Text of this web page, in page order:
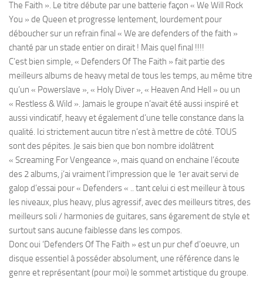
The Faith ». Le titre débute par une batterie façon « We Will Rock
You » de Queen et progresse lentement, lourdement pour
déboucher sur un refrain final « We are defenders of the faith »
chanté par un stade entier on dirait ! Mais quel final !!!!
C’est bien simple, « Defenders Of The Faith » fait partie des
meilleurs albums de heavy metal de tous les temps, au même titre
qu’un « Powerslave », « Holy Diver », « Heaven And Hell » ou un
« Restless & Wild ». Jamais le groupe n’avait été aussi inspiré et
aussi vindicatif, heavy et également d’une telle constance dans la
qualité. Ici strictement aucun titre n’est à mettre de côté. TOUS
sont des pépites. Je sais bien que bon nombre idolâtrent
« Screaming For Vengeance », mais quand on enchaine l’écoute
des 2 albums, j’ai vraiment l’impression que le 1er avait servi de
galop d’essai pour « Defenders « .. tant celui ci est meilleur à tous
les niveaux, plus heavy, plus agressif, avec des meilleurs titres, des
meilleurs soli / harmonies de guitares, sans égarement de style et
surtout sans aucune faiblesse dans les compos.
Donc oui ‘Defenders Of The Faith » est un pur chef d’oeuvre, un
disque essentiel à posséder absolument, une référence dans le
genre et représentant (pour moi) le sommet artistique du groupe.